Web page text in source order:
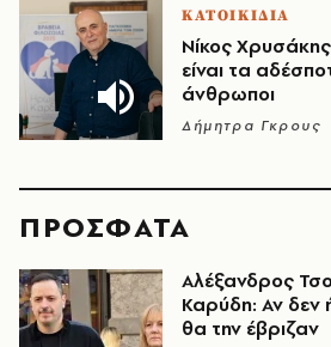
ΚΑΤΟΙΚΙΔΙΑ
Νίκος
είναι τα
άνθρωποι
Δήμητρα Γκρους
ΠΡΟΣΦΑΤΑ
Αλέξανδρος
Καρύδη: Αν δεν
θα την έβριζαν